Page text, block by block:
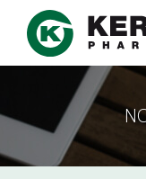
Pasar
contenido